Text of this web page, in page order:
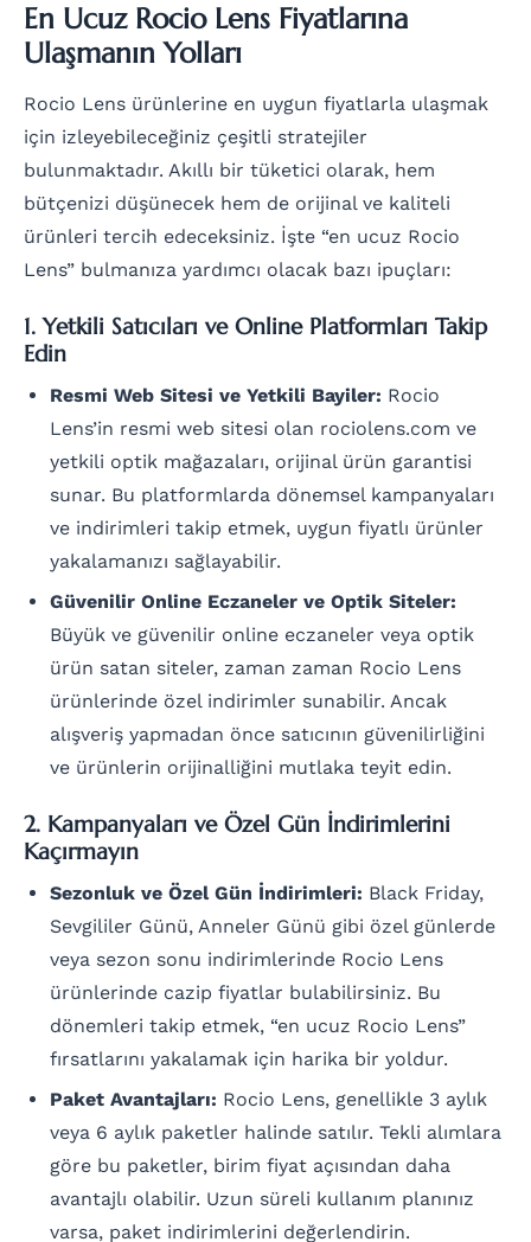
En Ucuz Rocio Lens Fiyatlarına
Ulaşmanın Yolları
Rocio Lens ürünlerine en uygun fiyatlarla ulaşmak
için izleyebileceğiniz çeşitli stratejiler
bulunmaktadır. Akıllı bir tüketici olarak, hem
bütçenizi düşünecek hem de orijinal ve kaliteli
ürünleri tercih edeceksiniz. İşte “en ucuz Rocio
Lens” bulmanıza yardımcı olacak bazı ipuçları:
1. Yetkili Satıcıları ve Online Platformları Takip
Edin
Resmi Web Sitesi ve Yetkili Bayiler: Rocio
Lens’in resmi web sitesi olan rociolens.com ve
yetkili optik mağazaları, orijinal ürün garantisi
sunar. Bu platformlarda dönemsel kampanyaları
ve indirimleri takip etmek, uygun fiyatlı ürünler
yakalamanızı sağlayabilir.
Güvenilir Online Eczaneler ve Optik Siteler:
Büyük ve güvenilir online eczaneler veya optik
ürün satan siteler, zaman zaman Rocio Lens
ürünlerinde özel indirimler sunabilir. Ancak
alışveriş yapmadan önce satıcının güvenilirliğini
ve ürünlerin orijinalliğini mutlaka teyit edin.
2. Kampanyaları ve Özel Gün İndirimlerini
Kaçırmayın
Sezonluk ve Özel Gün İndirimleri: Black Friday,
Sevgililer Günü, Anneler Günü gibi özel günlerde
veya sezon sonu indirimlerinde Rocio Lens
ürünlerinde cazip fiyatlar bulabilirsiniz. Bu
dönemleri takip etmek, “en ucuz Rocio Lens”
fırsatlarını yakalamak için harika bir yoldur.
Paket Avantajları: Rocio Lens, genellikle 3 aylık
veya 6 aylık paketler halinde satılır. Tekli alımlara
göre bu paketler, birim fiyat açısından daha
avantajlı olabilir. Uzun süreli kullanım planınız
varsa, paket indirimlerini değerlendirin.